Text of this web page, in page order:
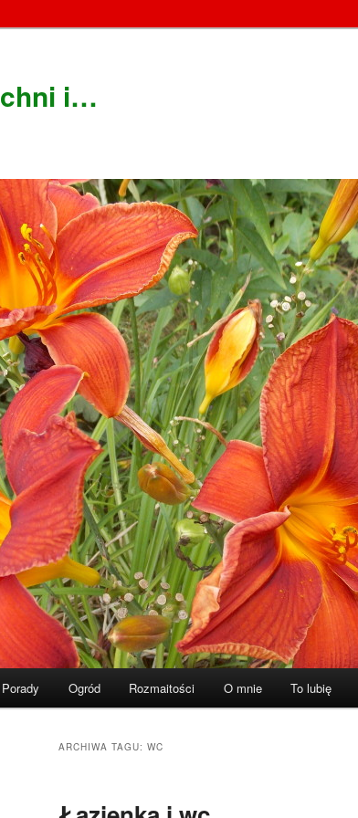
i…
Porady Ogród Rozmaitości O mnie To lubię
ARCHIWA TAGU: WC